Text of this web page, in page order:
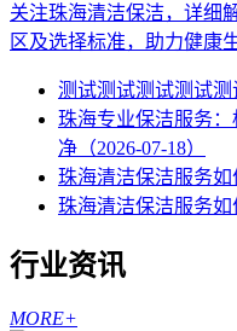
关注珠海清洁保洁，详细
区及选择标准，助力健康
测试测试测试测试测
珠海专业保洁服务
净（2026-07-18）
珠海清洁保洁服务
珠海清洁保洁服务
行业资讯
MORE+